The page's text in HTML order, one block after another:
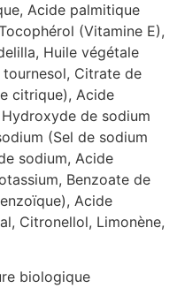
Acide palmitique
(Vitamine E),
Huile végétale
Citrate de
citrique), Acide
de sodium
(Sel de sodium
sodium, Acide
Benzoate de
Acide
Citronellol, Limonène,
biologique